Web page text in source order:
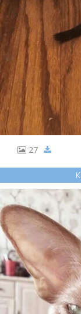
27